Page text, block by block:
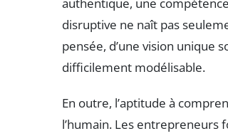
disruptive ne naît pas
pensée, d’une vision unique
difficilement modélisable.
En outre, l’aptitude à
l’humain. Les entrepreneurs